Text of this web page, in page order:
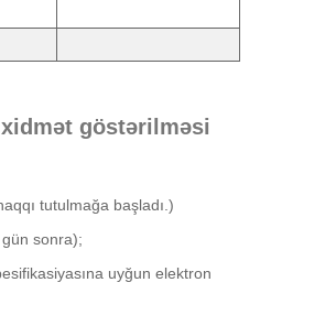
xidmət göstərilməsi
tutulmağa başladı.)
sonra);
uyğun elektron